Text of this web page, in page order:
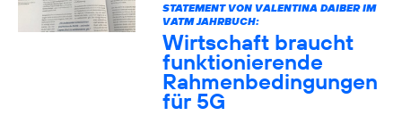
STATEMENT VON VALENTINA DAIBER IM
VATM JAHRBUCH:
Wirtschaft braucht
funktionierende
Rahmenbedingungen
für 5G